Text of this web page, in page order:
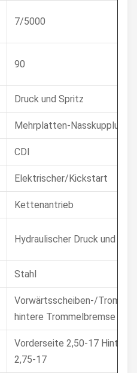
7/5000
90
Druck und Spritz
Mehrplatten-Nasskupplung
CDI
Elektrischer/Kickstart
Kettenantrieb
Hydraulischer Druck und
Stahl
Vorwärtsscheiben-/
hintere Trommelbremse
Vorderseite 2,50-17
2,75-17